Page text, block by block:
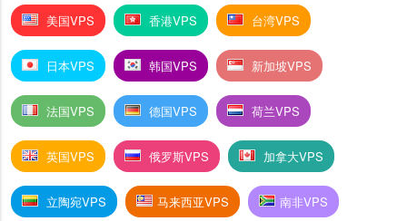
美国VPS 香港VPS 台湾VPS
日本VPS 韩国VPS 新加坡VPS
法国VPS 德国VPS 荷兰VPS
英国VPS 俄罗斯VPS 加拿大VPS
立陶宛VPS 马来西亚VPS 南非VPS